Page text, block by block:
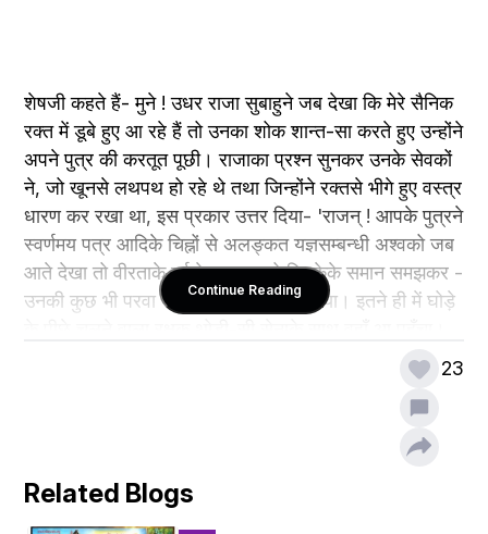
शेषजी कहते हैं- मुने ! उधर राजा सुबाहुने जब देखा कि मेरे सैनिक
रक्त में डूबे हुए आ रहे हैं तो उनका शोक शान्त-सा करते हुए उन्होंने
अपने पुत्र की करतूत पूछी। राजाका प्रश्न सुनकर उनके सेवकों
ने, जो खूनसे लथपथ हो रहे थे तथा जिन्होंने रक्तसे भीगे हुए वस्त्र
धारण कर रखा था, इस प्रकार उत्तर दिया- 'राजन् ! आपके पुत्रने
स्वर्णमय पत्र आदिके चिह्नों से अलङ्कत यज्ञसम्बन्धी अश्वको जब
आते देखा तो वीरताके गर्वसे शत्रुघ्नको तिनकेके समान समझकर -
उनकी कुछ भी परवा न करके उसे पकड़वा लिया। इतने ही में घोड़े
उसके साथ राजकुमारका बड़ा भारी युद्ध हुआ, जो रोंगटे खड़े कर
देनेवाला था। आपके पुत्र दमन अपने बाणोंसे उस अश्व-रक्षकको
मूर्च्छित करके ज्यों ही स्थिर हुए त्यों ही शत्रुघ्न भी अपनी सेनाओंसे
घिरे हुए उपस्थित हो गये। तदनन्तर दोनों दलोंमें बड़ा भयङ्कर युद्ध
उस युद्धमें आपके महाबली पुत्रने अनेकों' बार विजय पायी है, किन्तु
इस समय शत्रुघ्रके भतीजेने वज्रास्त्र छोड़कर आपके वीर
Continue Reading
23
Related Blogs